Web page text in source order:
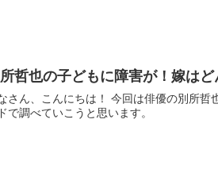
哲也の子どもに障害が！嫁は
さん、こんにちは！ 今回は俳優の別所
で調べていこうと思います。